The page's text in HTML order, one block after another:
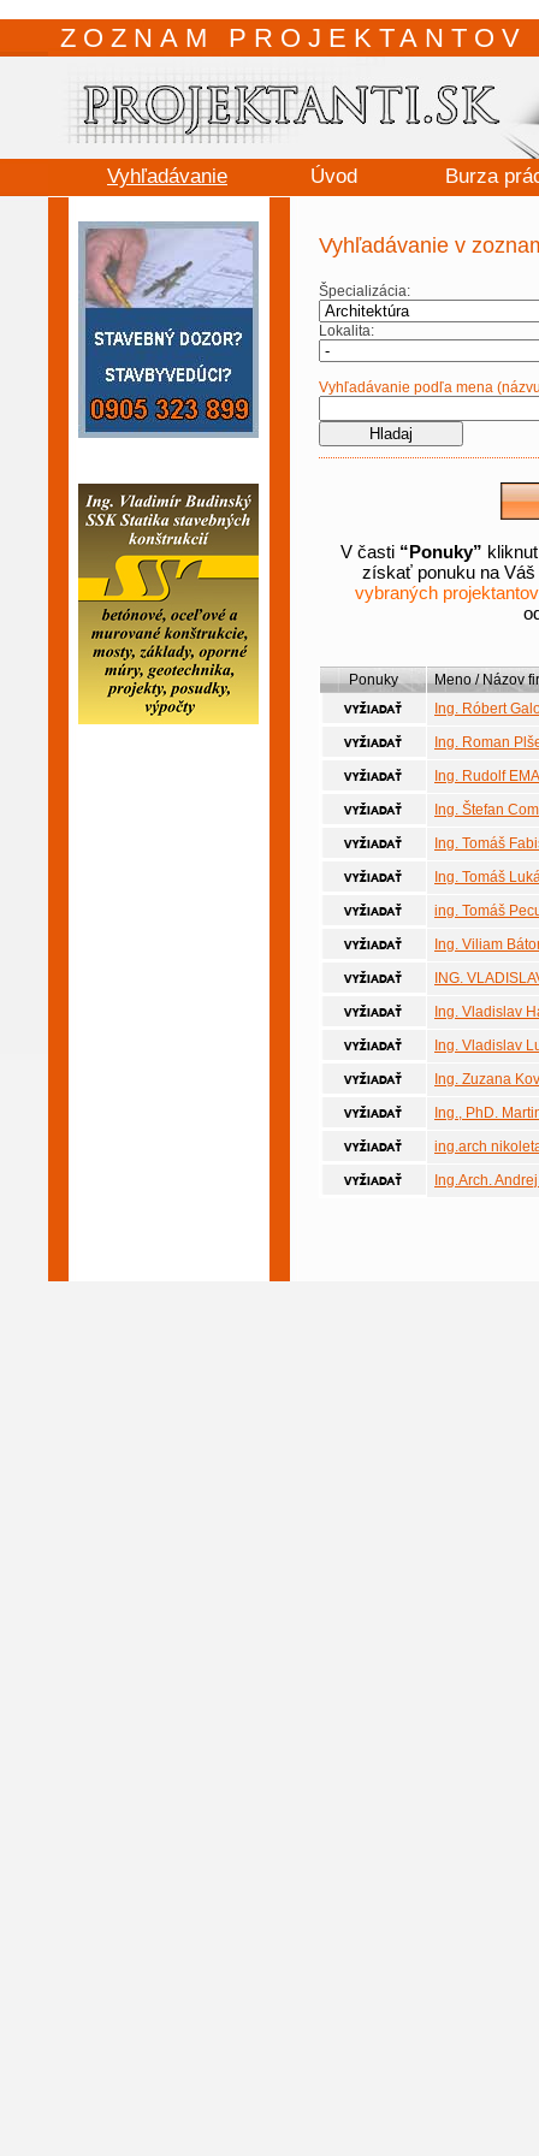
ZOZNAM
Vyhľadávanie Úvod Burza
Vyhľadávanie v
Špecializácia:
Lokalita:
Vyhľadávanie podľa mena
V časti “Ponuky”
získať ponuku na Váš
vybraných projektantov
Ponuky
Meno / Názov
Ing. Róbert
Ing. Roman
Ing. Rudolf
Ing. Štefan
Ing. Tomáš
Ing. Tomáš
ing. Tomáš
Ing. Viliam
ING.
Ing. Vladislav
Ing. Vladislav
Ing. Zuzana
Ing., PhD.
ing.arch
Ing.Arch.